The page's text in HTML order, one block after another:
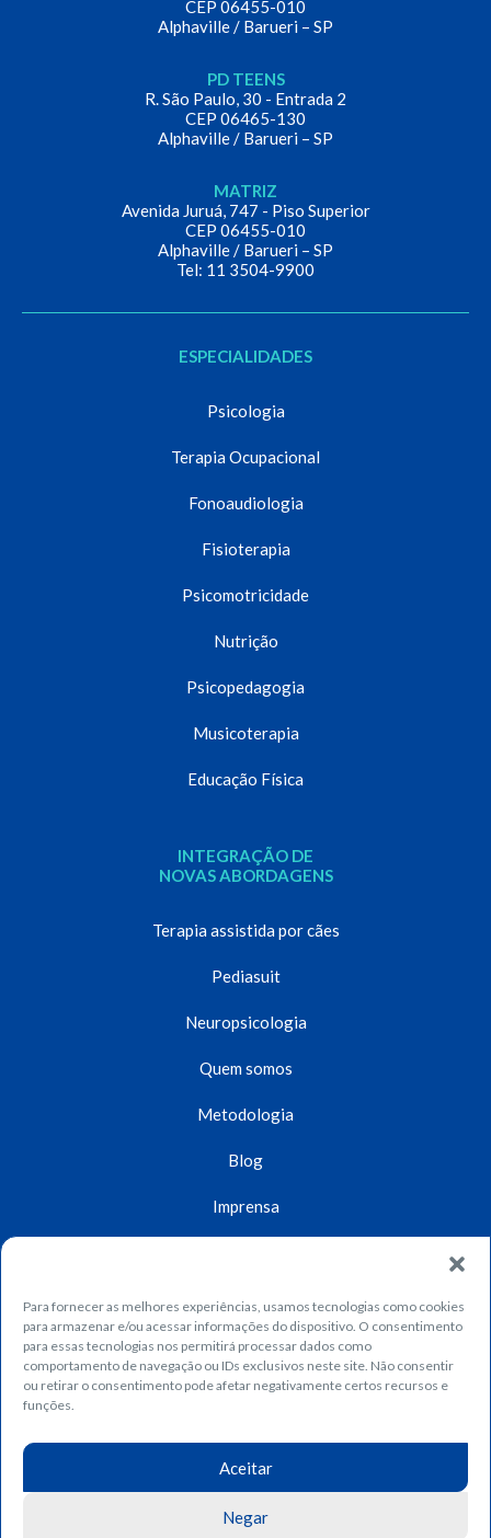
Fique por dentro das principais notícias, conteúdos e dicas
Assine o nosso boletim informativo! >>>>>
Para fornecer as melhores experiências, usamos tecnologias como cookies
para armazenar e/ou acessar informações do dispositivo. O consentimento
para essas tecnologias nos permitirá processar dados como
comportamento de navegação ou IDs exclusivos neste site. Não consentir
ou retirar o consentimento pode afetar negativamente certos recursos e
funções.
Aceitar
Negar
CEP 06455-010
Alphaville / Barueri – SP
PD TEENS
R. São Paulo, 30 - Entrada 2
CEP 06465-130
Alphaville / Barueri – SP
MATRIZ
Avenida Juruá, 747 - Piso Superior
CEP 06455-010
Alphaville / Barueri – SP
Tel: 11 3504-9900
ESPECIALIDADES
Psicologia
Terapia Ocupacional
Fonoaudiologia
Fisioterapia
Psicomotricidade
Nutrição
Psicopedagogia
Musicoterapia
Educação Física
INTEGRAÇÃO DE
NOVAS ABORDAGENS
Terapia assistida por cães
Pediasuit
Neuropsicologia
Quem somos
Metodologia
Blog
Imprensa
Contato
Dúvidas
Trabalhe conosco